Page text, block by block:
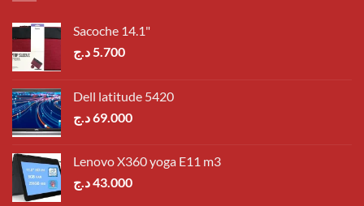
Sacoche 14.1"
5.700د.ج
Dell latitude 5420
69.000د.ج
Lenovo X360 yoga E11 m3
43.000د.ج